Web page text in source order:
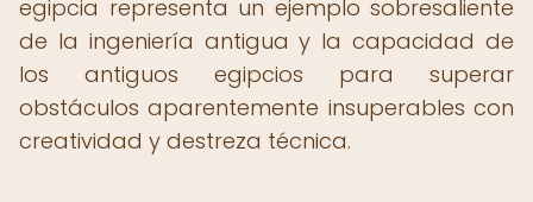
egipcia representa un ejemplo sobresaliente
de la ingeniería antigua y la capacidad de
los antiguos egipcios para superar
obstáculos aparentemente insuperables con
creatividad y destreza técnica.